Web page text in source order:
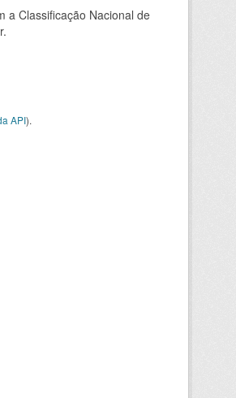
a Classificação Nacional de
API).